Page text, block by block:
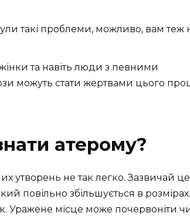
такі проблеми, можливо, вам теж
жінки та навіть люди з певними
можуть стати жертвами цього
атерому?
утворень не так легко. Зазвичай це
повільно збільшується в
Уражене місце може почервоніти чи